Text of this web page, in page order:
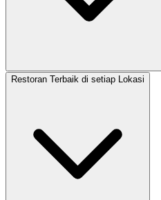
Restoran Terbaik di setiap Lokasi